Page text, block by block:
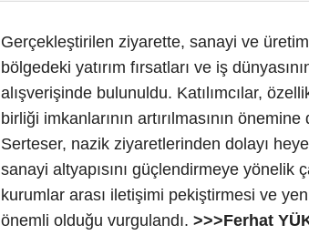
Gerçekleştirilen ziyarette, sanayi ve
bölgedeki yatırım fırsatları ve iş
alışverişinde bulunuldu. Katılımcılar,
birliği imkanlarının artırılmasının
Serteser, nazik ziyaretlerinden dolayı
sanayi altyapısını güçlendirmeye yönelik
kurumlar arası iletişimi pekiştirmesi ve
önemli olduğu vurgulandı. >>>Ferhat